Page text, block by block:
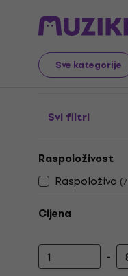
Sve kategorije
Audio Video Tech
Ostale
Svi filtri
Raspoloživost
Raspoloživo (7
Cijena
-